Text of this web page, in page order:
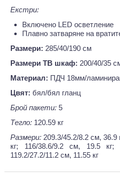
Екстри:
Включено LED осветление
Плавно затваряне на
Размери: 285/40/190 см
Размери ТВ шкаф: 200/40/35
Материал: ПДЧ 18мм/
Цвят: бял/бял гланц
Брой пакети: 5
Тегло: 120.59 кг
Размери: 209.3/45.2/8.2 см, 36.9
кг; 116/38.6/9.2 см, 19.5 кг;
119.2/27.2/11.2 см, 11.55 кг